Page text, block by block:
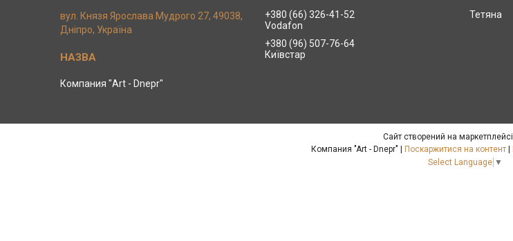
вул. Князя Ярослава Мудрого 27, 49038,
Дніпро, Україна
Компания "Art - Dnepr"
+380 (66) 326-41-52
Vodafon
+380 (96) 507-76-64
Київстар
Тетяна
Сайт створений на маркетплейсі
Поскаржитися на контент
Select Language ▼